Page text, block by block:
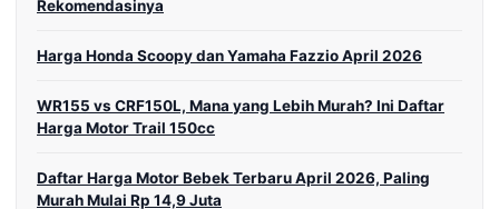
Rekomendasinya
Harga Honda Scoopy dan Yamaha Fazzio April 2026
WR155 vs CRF150L, Mana yang Lebih Murah? Ini Daftar
Harga Motor Trail 150cc
Daftar Harga Motor Bebek Terbaru April 2026, Paling
Murah Mulai Rp 14,9 Juta